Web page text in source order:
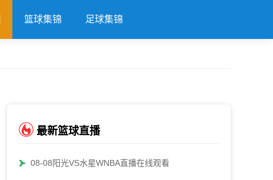
篮球集锦 足球集锦
最新篮球直播
08-08阳光VS水星WNBA直播在线观看